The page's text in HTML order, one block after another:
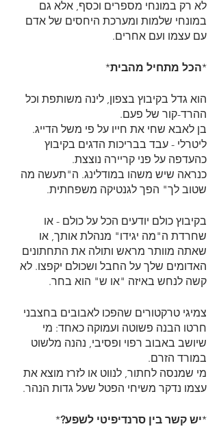
לא רק במונחי מספרים וכסף, אלא גם
במונחי שלמות ומערכת היחסים של אדם
עם עצמו ועם אחרים.
*הכל מתחיל מהבית*
הוא גדל בקיבוץ בצפון, לינה משותפת וכל
ההרד-קור של פעם.
בן לאבא שחי את חייו על פי משל הדייג.
ליטרלי - עבד בבריכות הדגים בקיבוץ
כהעדפה על פני קריירה נוצצת.
כנראה שיש משהו במודלינג. ה"תעשה מה
שטוב לך" הפך לגנטיקה משפחתית.
בקיבוץ כולם יודעים הכל על כולם - או
שחרדת ה"מה יגידו" מנהלת אותך, או
שאתה מוותר מראש ותולה את התחתונים
האדומים שלך על החבל ושכולם יקפצו. לא
קשה לנחש באיזה "או ש" הוא בחר.
צמיגי טרקטורים שהפכו לאבובים בחצבני
חרטו הבנה פשוטה ועמוקה כאחד: מי
שיושב באבוב רפוי ופסיבי, נהנה מלשוט
במורד הזרם.
מי שמנסה לחתור, לנווט או לזרז מוצא את
עצמו נדקר משיחי הפטל שעל גדות הנהר.
*יש קשר בין סרנדיפיטי לשפע?*